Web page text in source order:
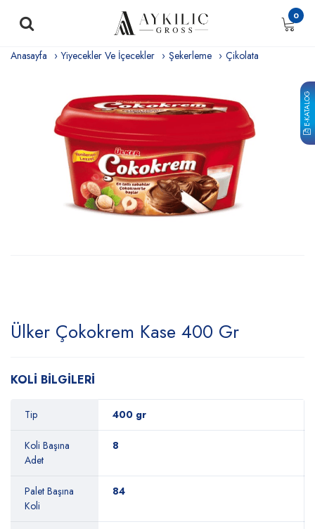
E-KATALOG
0
Anasayfa Yiyecekler Ve İçecekler Şekerleme Çikolata
Ülker Çokokrem Kase 400 Gr
KOLİ BİLGİLERİ
Tip 400 gr
Koli Başına
Adet
8
Palet Başına
Koli
84